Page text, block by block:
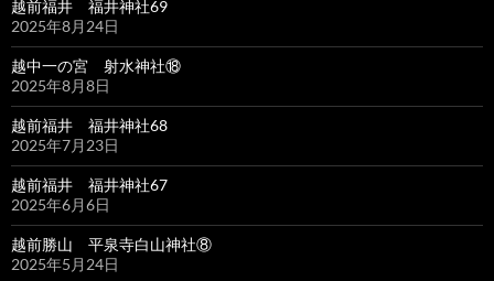
越前福井 福井神社69
2025年8月24日
越中一の宮 射水神社⑱
2025年8月8日
越前福井 福井神社68
2025年7月23日
越前福井 福井神社67
2025年6月6日
越前勝山 平泉寺白山神社⑧
2025年5月24日